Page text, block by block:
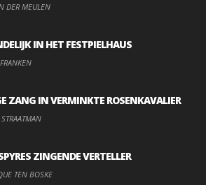
DER MEULEN
IN HET FESTPIELHAUS
ZANG IN VERMINKTE ROSENKAVALIER
ZINGENDE VERTELLER
TEN BOSKE